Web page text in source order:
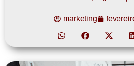
marketing